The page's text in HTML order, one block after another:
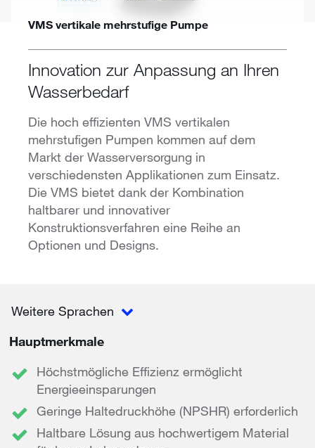
VMS vertikale mehrstufige Pumpe
Innovation zur Anpassung an Ihren
Wasserbedarf
Die hoch effizienten VMS vertikalen
mehrstufigen Pumpen kommen auf dem
Markt der Wasserversorgung in
verschiedensten Applikationen zum Einsatz.
Die VMS bietet dank der Kombination
haltbarer und innovativer
Konstruktionsverfahren eine Reihe an
Optionen und Designs.
Weitere Sprachen
Hauptmerkmale
Höchstmögliche Effizienz ermöglicht
Energieeinsparungen
Geringe Haltedruckhöhe (NPSHR) erforderlich
Haltbare Lösung aus hochwertigem Material